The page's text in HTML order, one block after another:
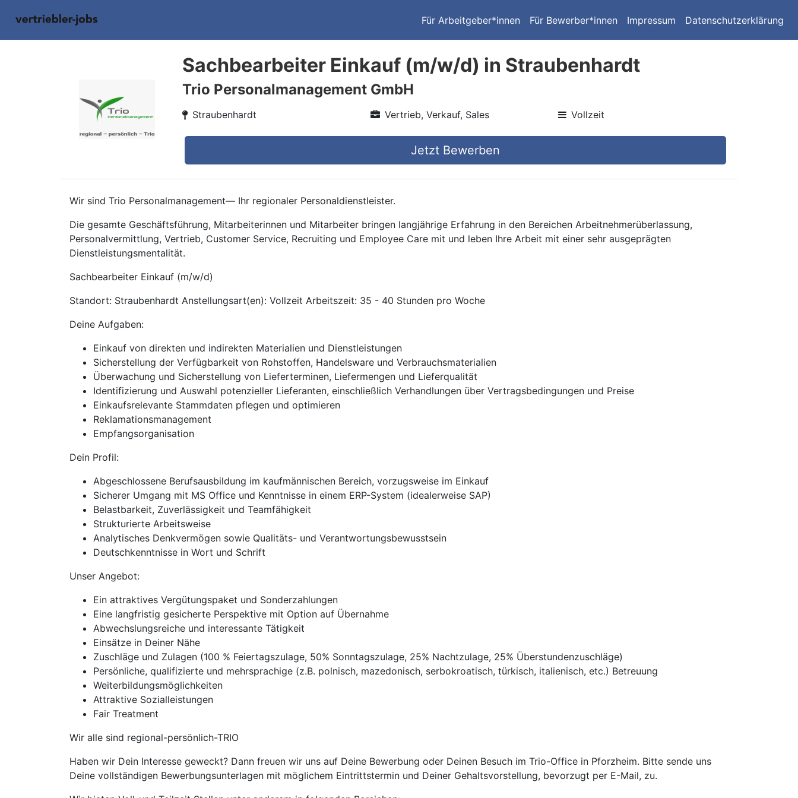
Für Arbeitgeber*innen Für Bewerber*innen Impressum Datenschutzerklärung
Sachbearbeiter Einkauf (m/w/d) in Straubenhardt
Trio Personalmanagement GmbH
Straubenhardt Vertrieb, Verkauf, Sales Vollzeit
Jetzt Bewerben
Wir sind Trio Personalmanagement— Ihr regionaler Personaldienstleister.
Die gesamte Geschäftsführung, Mitarbeiterinnen und Mitarbeiter bringen langjährige Erfahrung in den Bereichen Arbeitnehmerüberlassung,
Personalvermittlung, Vertrieb, Customer Service, Recruiting und Employee Care mit und leben Ihre Arbeit mit einer sehr ausgeprägten
Dienstleistungsmentalität.
Sachbearbeiter Einkauf (m/w/d)
Standort: Straubenhardt Anstellungsart(en): Vollzeit Arbeitszeit: 35 - 40 Stunden pro Woche
Deine Aufgaben:
Einkauf von direkten und indirekten Materialien und Dienstleistungen
Sicherstellung der Verfügbarkeit von Rohstoffen, Handelsware und Verbrauchsmaterialien
Überwachung und Sicherstellung von Lieferterminen, Liefermengen und Lieferqualität
Identifizierung und Auswahl potenzieller Lieferanten, einschließlich Verhandlungen über Vertragsbedingungen und Preise
Einkaufsrelevante Stammdaten pflegen und optimieren
Reklamationsmanagement
Empfangsorganisation
Dein Profil:
Abgeschlossene Berufsausbildung im kaufmännischen Bereich, vorzugsweise im Einkauf
Sicherer Umgang mit MS Office und Kenntnisse in einem ERP-System (idealerweise SAP)
Belastbarkeit, Zuverlässigkeit und Teamfähigkeit
Strukturierte Arbeitsweise
Analytisches Denkvermögen sowie Qualitäts- und Verantwortungsbewusstsein
Deutschkenntnisse in Wort und Schrift
Unser Angebot:
Ein attraktives Vergütungspaket und Sonderzahlungen
Eine langfristig gesicherte Perspektive mit Option auf Übernahme
Abwechslungsreiche und interessante Tätigkeit
Einsätze in Deiner Nähe
Zuschläge und Zulagen (100 % Feiertagszulage, 50% Sonntagszulage, 25% Nachtzulage, 25% Überstundenzuschläge)
Persönliche, qualifizierte und mehrsprachige (z.B. polnisch, mazedonisch, serbokroatisch, türkisch, italienisch, etc.) Betreuung
Weiterbildungsmöglichkeiten
Attraktive Sozialleistungen
Fair Treatment
Wir alle sind regional-persönlich-TRIO
Haben wir Dein Interesse geweckt? Dann freuen wir uns auf Deine Bewerbung oder Deinen Besuch im Trio-Office in Pforzheim. Bitte sende uns
Deine vollständigen Bewerbungsunterlagen mit möglichem Eintrittstermin und Deiner Gehaltsvorstellung, bevorzugt per E-Mail, zu.